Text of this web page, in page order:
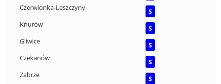
Czerwionka-Leszczyny
S
Knurów
S
Gliwice
S
Czekanów
S
Zabrze
S